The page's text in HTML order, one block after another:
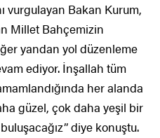
vurgulayan Bakan Kurum,
Millet Bahçemizin
yandan yol düzenleme
ediyor. İnşallah tüm
her alanda
güzel, çok daha yeşil bir
diye konuştu.